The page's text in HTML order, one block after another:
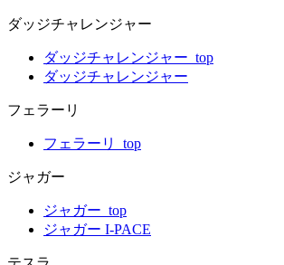
ダッジチャレンジャー
ダッジチャレンジャー_top
ダッジチャレンジャー
フェラーリ
フェラーリ_top
ジャガー
ジャガー_top
ジャガー I-PACE